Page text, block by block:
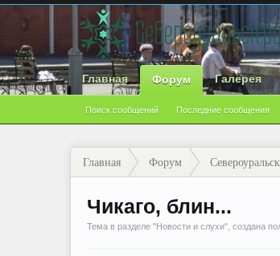
Главная Форум
Поиск сообщений Последние сообщения
Галерея
Главная Форум Североуральск
Чикаго, блин...
Тема в разделе "Новости и слухи", создана